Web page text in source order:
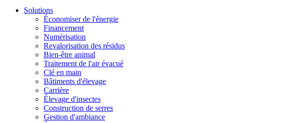
Solutions
Économiser de l'énergie
Financement
Numérisation
Revalorisation des résidus
Bien-être animal
Traitement de l'air évacué
Clé en main
Bâtiments d'élevage
Carrière
Élevage d'insectes
Construction de serres
Gestion d'ambiance